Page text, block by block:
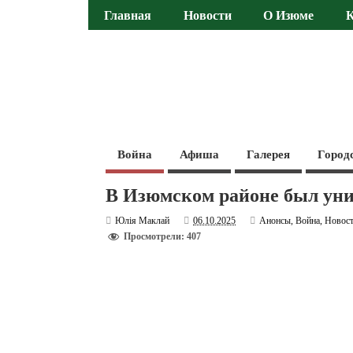
Главная Новости О Изюме
Война Афиша Галерея
В Изюмском районе был
Юлія Маклай 06.10.2025 Анонсы,Война,
Просмотрели: 407